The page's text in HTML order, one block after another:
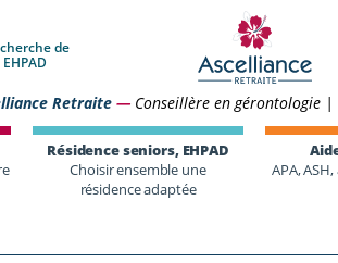
de
Retraite — Conseillère en gérontologie |
Résidence seniors, EHPAD
Choisir ensemble une
résidence adaptée
APA,